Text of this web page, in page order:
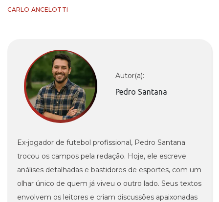
CARLO ANCELOTTI
Autor(a):
Pedro Santana
Ex-jogador de futebol profissional, Pedro Santana
trocou os campos pela redação. Hoje, ele escreve
análises detalhadas e bastidores de esportes, com um
olhar único de quem já viveu o outro lado. Seus textos
envolvem os leitores e criam discussões apaixonadas